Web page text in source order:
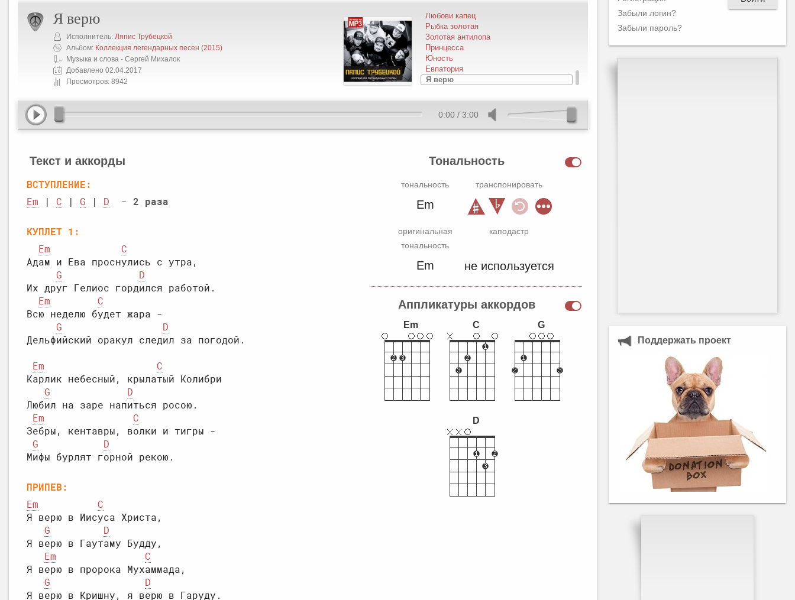
Я верю
Исполнитель: Ляпис Трубецкой
Альбом: Коллекция легендарных песен (2015)
Музыка и слова - Сергей Михалок
Добавлено 02.04.2017
Просмотров: 8942
Любови капец
Рыбка золотая
Золотая антилопа
Принцесса
Юность
Евпатория
Я верю
0:00 / 3:00
Текст и аккорды
ВСТУПЛЕНИЕ:
Em | C | G | D
  -
2 раза
КУПЛЕТ 1:
Em
C
Адам и Ева проснулись с утра,
G
D
Их друг Гелиос гордился работой.
Em
C
Всю неделю будет жара -
G
D
Em
C
Карлик небесный, крылатый Колибри
G
D
Любил на заре напиться росою.
Em
C
Зебры, кентавры, волки и тигры -
G
D
ПРИПЕВ:
Em
C
Я верю в Иисуса Христа,
G
D
Я верю в Гаутаму Будду,
Em
C
Я верю в пророка Мухаммада,
G
D
Тональность
тональность
Em
оригинальная
тональность
Em
транспонировать
каподастр
не используется
Аппликатуры аккордов
Em C G
D
Забыли логин?
Забыли пароль?
Поддержать проект